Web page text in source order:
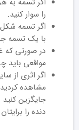
را سوار کنید.
اگر تسمه
با یک تسمه
در صورتی که
مواقعی باید
اگر اثری از
مشاهده
جایگزین
‌دنده را